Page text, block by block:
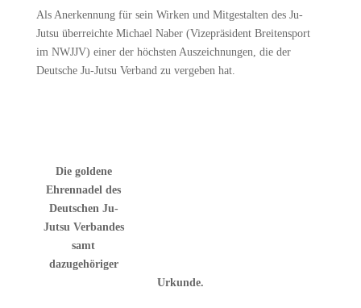
Als Anerkennung für sein Wirken und Mitgestalten des Ju-
Jutsu überreichte Michael Naber (Vizepräsident Breitensport
im NWJJV) einer der höchsten Auszeichnungen, die der
Deutsche Ju-Jutsu Verband zu vergeben hat.
Die goldene
Ehrennadel des
Deutschen Ju-
Jutsu Verbandes
samt
dazugehöriger
Urkunde.